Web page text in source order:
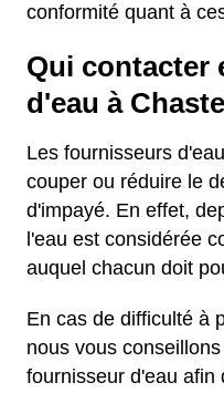
conformité quant à
Qui contacter
d'eau à
Les fournisseurs
couper ou réduire le
d'impayé. En effet,
l'eau est considérée
auquel chacun doit
En cas de difficulté à
nous vous
fournisseur d'eau afin